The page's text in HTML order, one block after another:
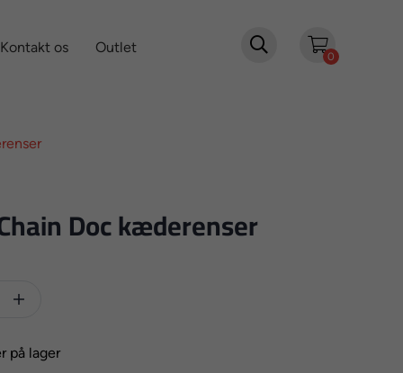
Kontakt os Outlet 
0
Doc kæderenser

på lager